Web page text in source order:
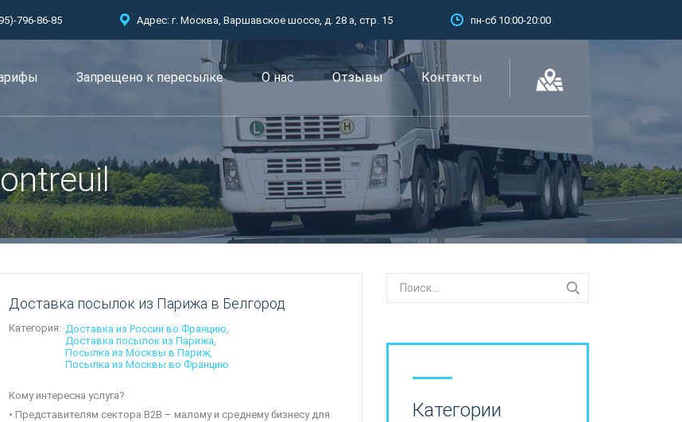
796-86-85 Адрес: г. Москва, Варшавское шоссе, д. 28 а, стр. 15 пн-сб 10:00-20:00
Запрещено к пересылкe О нас Отзывы Контакты
Доставка посылок из Парижа в Белгород
Категория: Доставка из России во Францию
Доставка посылок из Парижа
Посылка из Москвы в Париж
Посылка из Москвы во Францию
Кому интересна услуга?
• Представителям сектора B2B – малому и среднему бизнесу для
Категории